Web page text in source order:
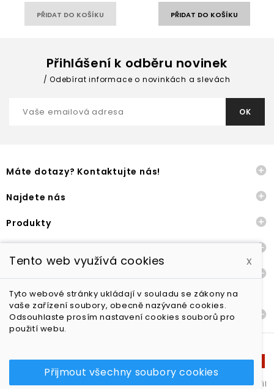
PŘIDAT DO KOŠÍKU PŘIDAT DO KOŠÍKU
Přihlášení k odběru novinek
Odebírat informace o novinkách a slevách
Máte dotazy? Kontaktujte nás! 
Najdete nás 
Produkty 


Dodání a vrácení zboží 
Yoga in style s.r.o. - všechna práva vyhrazena | Shop vytvořil
Tento web využívá cookies x
Tyto webové stránky ukládají v souladu se zákony na
vaše zařízení soubory, obecně nazývané cookies.
Odsouhlaste prosím nastavení cookies souborů pro
použití webu.
Přijmout všechny soubory cookies